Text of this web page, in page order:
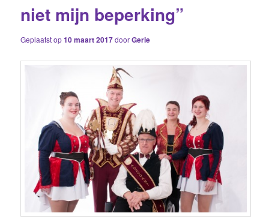
niet mijn beperking”
Geplaatst op10 maart 2017doorGerie